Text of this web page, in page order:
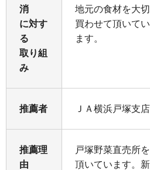
消
に対す
る
取り組
み
地元の食材を大
買わせて頂いて
ます。
推薦者 ＪＡ横浜戸塚
推薦理
由
戸塚野菜直売所
頂いています。